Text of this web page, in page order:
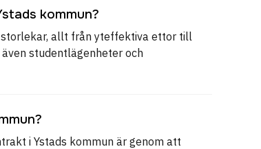
kommun?
storlekar, allt från yteffektiva ettor till
studentlägenheter och
i Ystads kommun är genom att